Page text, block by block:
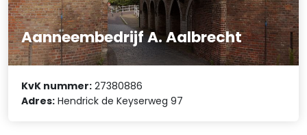
Aanneembedrijf A. Aalbrecht
KvK nummer: 27380886
Adres: Hendrick de Keyserweg 97